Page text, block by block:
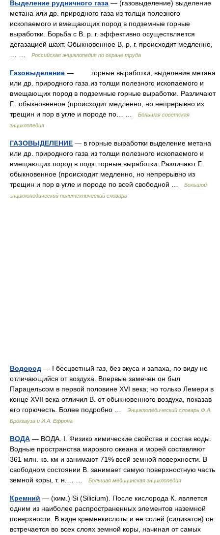
Выделение рудничного газа — (газовыделение) выделение
метана или др. природного газа из толщи полезного
ископаемого и вмещающих пород в подземные горные
выработки. Борьба с В. р. г. эффективно осуществляется
дегазацией шахт. Обыкновенное В. р. г. происходит медленно,
Российская энциклопедия по охране труда
Газовыделение — горные выработки, выделение метана
или др. природного газа из толщи полезного ископаемого и
вмещающих пород в подземные горные выработки. Различают
Г.: обыкновенное (происходит медленно, но непрерывно из
трещин и пор в угле и породе по… …
Большая советская
энциклопедия
ГАЗОВЫДЕЛЕНИЕ — в горные выработки выделение метана
или др. природного газа из толщи полезного ископаемого и
вмещающих пород в подз. горные выработки. Различают Г.
обыкновенное (происходит медленно, но непрерывно из
трещин и пор в угле и породе по всей свободной …
Большой
энциклопедический политехнический словарь
Водород — I бесцветный газ, без вкуса и запаха, по виду не
отличающийся от воздуха. Впервые замечен он был
Парацельсом в первой половине XVI века; но только Лемери в
конце XVII века отличил В. от обыкновенного воздуха, показав
его горючесть. Более подробно …
Энциклопедический словарь Ф.А.
Брокгауза и И.А. Ефрона
ВОДА — ВОДА. I. Физико химические свойства и состав воды.
Водные пространства мирового океана и морей составляют
361 млн. кв. км и занимают 71% всей земной поверхности. В
свободном состоянии В. занимает самую поверхностную часть
земной коры, т. н.… …
Большая медицинская энциклопедия
Кремний — (хим.) Si (Silicium). После кислорода К. является
одним из наиболее распространенных элементов наземной
поверхности. В виде кремнекислоты и ее солей (силикатов) он
встречается во всех слоях земной коры, начиная от самых